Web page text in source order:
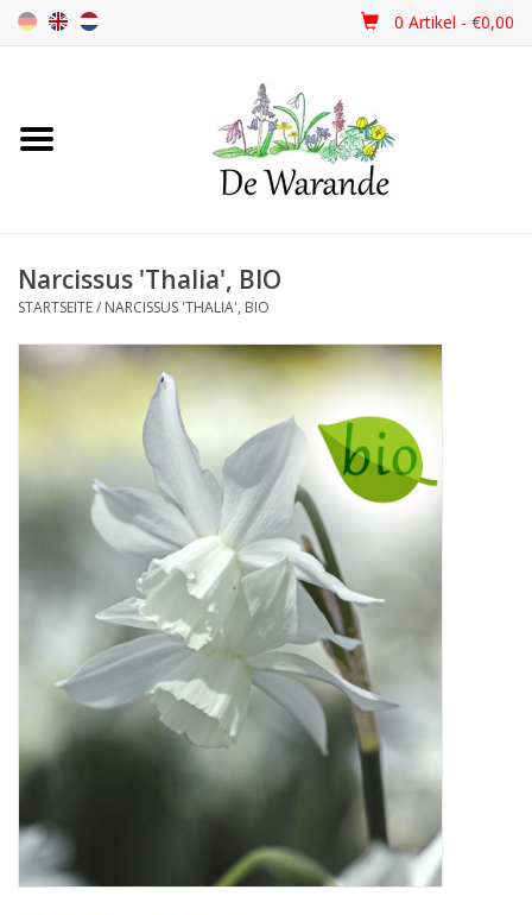
0 Artikel - €0,00
Startseite
Frühjahrsblüher
Sommerblüher
Herbstblüher
Schattenpflanzen
Bodenverbesserung
SONSTIGE PRODUKTE
Beratung
Unser Garten!
Starke Zwiebel Tage
Narcissus 'Thalia', BIO
STARTSEITE/ NARCISSUS 'THALIA', BIO